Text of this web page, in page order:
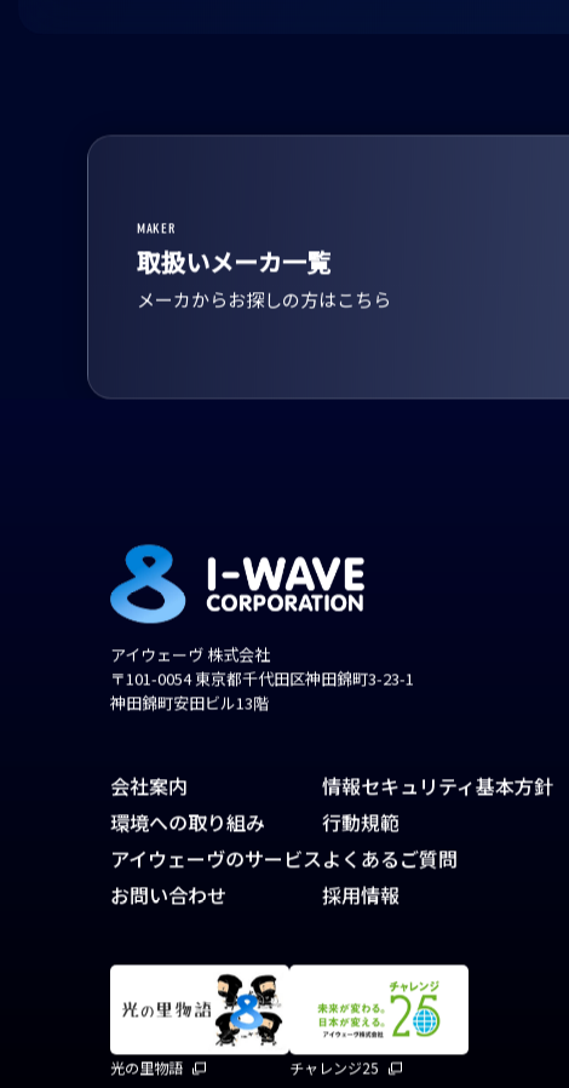
MAKER
取扱いメーカ一覧
メーカからお探しの方はこちら
アイウェーヴ 株式会社
〒101-0054 東京都千代田区神田錦町3-23-1
神田錦町安田ビル13階
会社案内
環境への取り組み
アイウェーヴのサービス
お問い合わせ
情報セキュリティ基本方針
行動規範
よくあるご質問
採用情報
光の里物語 チャレンジ25